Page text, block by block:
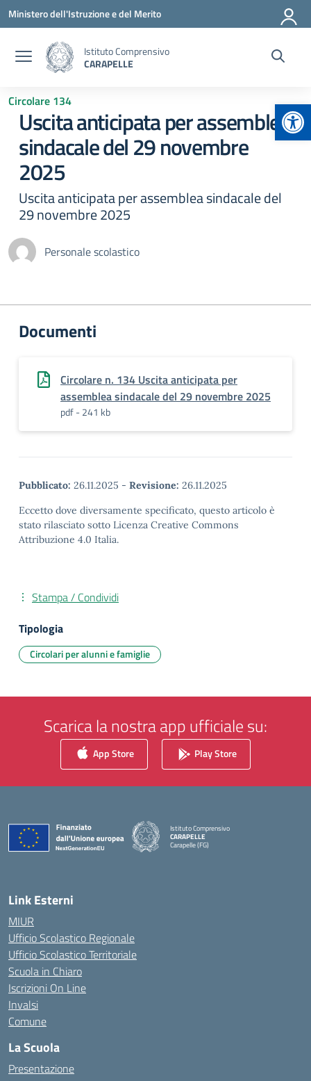
Vai ai contenuti
Vai al menu di navigazione
Vai al footer
Ministero dell'Istruzione e del Merito
Istituto Comprensivo
CARAPELLE
Circolare 134
Uscita anticipata per assemblea
sindacale del 29 novembre
2025
Uscita anticipata per assemblea sindacale del
29 novembre 2025
Personale scolastico
Documenti
Circolare n. 134 Uscita anticipata per
assemblea sindacale del 29 novembre 2025
pdf - 241 kb
Pubblicato: 26.11.2025 - Revisione: 26.11.2025
Eccetto dove diversamente specificato, questo articolo è
stato rilasciato sotto Licenza Creative Commons
Attribuzione 4.0 Italia.
Stampa / Condividi
Tipologia
Circolari per alunni e famiglie
Scarica la nostra app ufficiale su:
App Store Play Store
Istituto Comprensivo
CARAPELLE
Carapelle (FG)
— Visita la pagina iniziale della scuola
Link Esterni
MIUR
Ufficio Scolastico Regionale
Ufficio Scolastico Territoriale
Scuola in Chiaro
Iscrizioni On Line
Invalsi
Comune
La Scuola
Presentazione